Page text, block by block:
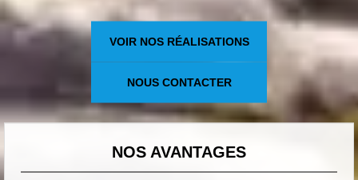
VOIR NOS RÉALISATIONS
NOUS CONTACTER
NOS AVANTAGES